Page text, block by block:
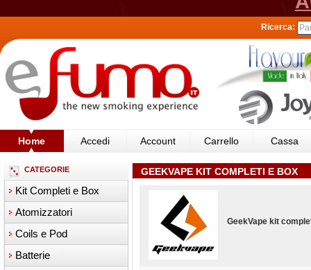
Ricerca:
Home Accedi Account Carrello Cassa
CATEGORIE
Kit Completi e Box
Atomizzatori
Coils e Pod
Batterie
GEEKVAPE KIT COMPLETI E BOX
GeekVape kit